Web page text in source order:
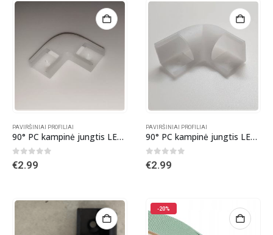
PAVIRŠINIAI PROFILIAI
90° PC kampinė jungtis LED juostos profiliui
0out of 5
€2.99
PAVIRŠINIAI PROFILIAI
90° PC kampinė jungtis LED jusotos kampiniam profiliui
0out of 5
€2.99
-20%